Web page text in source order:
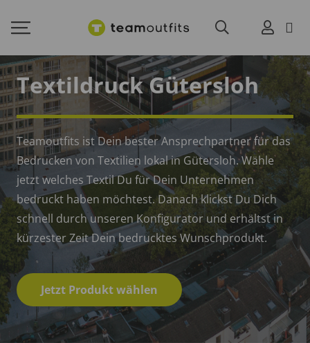
Textildruck Gütersloh
Teamoutfits ist Dein bester Ansprechpartner für das
Bedrucken von Textilien lokal in Gütersloh. Wähle
jetzt welches Textil Du für Dein Unternehmen
bedruckt haben möchtest. Danach klickst Du Dich
schnell durch unseren Konfigurator und erhältst in
kürzester Zeit Dein bedrucktes Wunschprodukt.
Jetzt Produkt wählen